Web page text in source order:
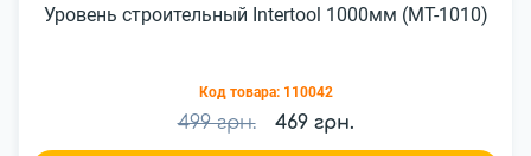
Уровень строительный Intertool 1000мм (MT-1010)
Код товара: 110042
499 грн. 469 грн.